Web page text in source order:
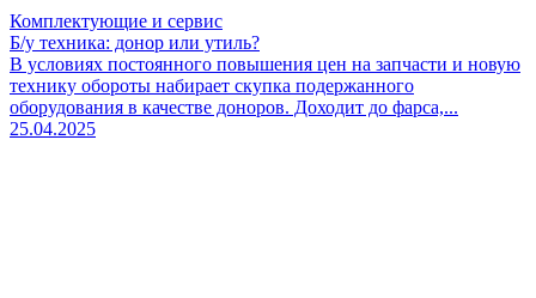
Комплектующие и сервис
Б/у техника: донор или утиль?
В условиях постоянного повышения цен на запчасти и новую
технику обороты набирает скупка подержанного
оборудования в качестве доноров. Доходит до фарса,...
25.04.2025